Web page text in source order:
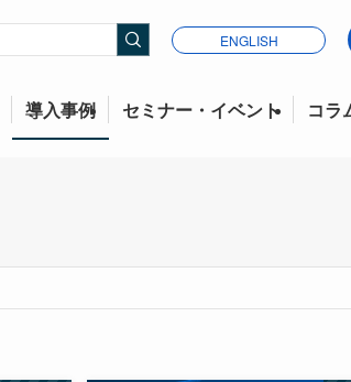
ENGLISH
導入事例 セミナー・イベント コラ